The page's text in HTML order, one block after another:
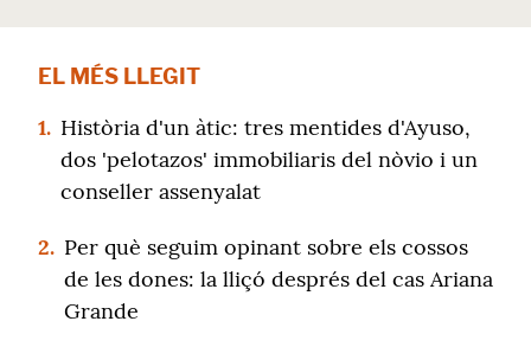
EL MÉS LLEGIT
1. Història d'un àtic: tres mentides d'Ayuso,
dos 'pelotazos' immobiliaris del nòvio i un
conseller assenyalat
2. Per què seguim opinant sobre els cossos
de les dones: la lliçó després del cas Ariana
Grande